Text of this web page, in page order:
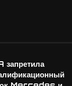
запретила